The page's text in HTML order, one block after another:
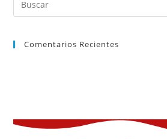
Comentarios Recientes